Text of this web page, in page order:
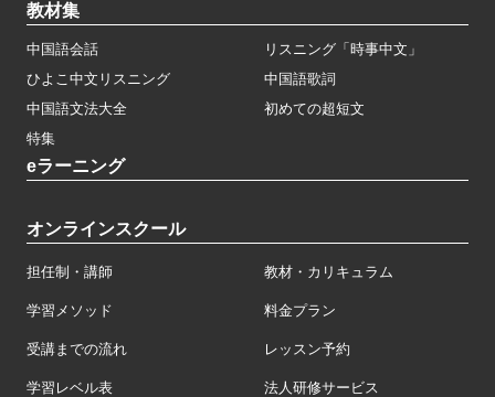
教材集
中国語会話
リスニング「時事中文」
ひよこ中文リスニング
中国語歌詞
中国語文法大全
初めての超短文
特集
eラーニング
オンラインスクール
担任制・講師 教材・カリキュラム
学習メソッド 料金プラン
受講までの流れ レッスン予約
学習レベル表 法人研修サービス